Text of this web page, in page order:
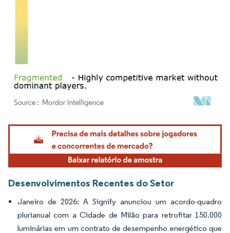
Imagem © Mordor Intelligence. O reuso requer atribuição conforme CC BY 4.0.
Desenvolvimentos Recentes do Setor
Janeiro de 2026: A Signify anunciou um acordo-quadro
plurianual com a Cidade de Milão para retrofitar 150.000
luminárias em um contrato de desempenho energético que